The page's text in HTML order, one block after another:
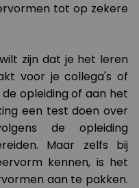
tot op zekere
zijn dat je het leren
voor je collega's of
opleiding of aan het
een test doen over
de opleiding
Maar zelfs bij
kennen, is het
aan te pakken.